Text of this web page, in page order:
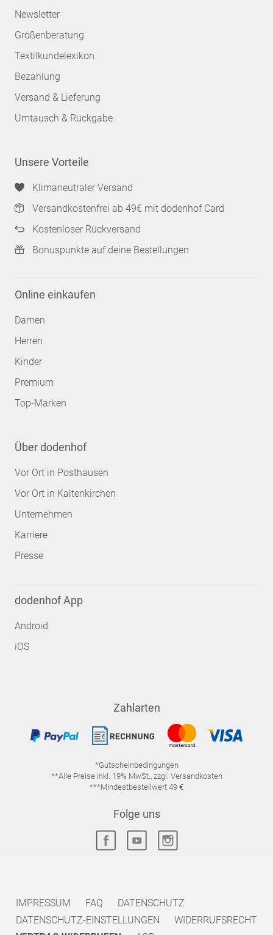
Newsletter
Größenberatung
Textilkundelexikon
Bezahlung
Versand & Lieferung
Umtausch & Rückgabe
Unsere Vorteile
Klimaneutraler Versand
Versandkostenfrei ab 49€ mit dodenhof Card
Kostenloser Rückversand
Bonuspunkte auf deine Bestellungen
Online einkaufen
Damen
Herren
Kinder
Premium
Top-Marken
Über dodenhof
Vor Ort in Posthausen
Vor Ort in Kaltenkirchen
Unternehmen
Karriere
Presse
dodenhof App
Android
iOS
Zahlarten
*Gutscheinbedingungen
**Alle Preise inkl. 19% MwSt., zzgl. Versandkosten
***Mindestbestellwert 49 €
Folge uns
IMPRESSUM FAQ
DATENSCHUTZ
DATENSCHUTZ-EINSTELLUNGEN
WIDERRUFSRECHT